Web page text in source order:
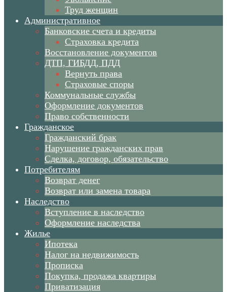
Труд женщин
Административное
Банковские счета и кредиты
Страховка кредита
Восстановление документов
ДТП, ГИБДД, ПДД
Вернуть права
Страховые споры
Коммунальные службы
Оформление документов
Право собственности
Гражданское
Гражданский брак
Нарушение гражданских прав
Сделка, договор, обязательство
Потребителям
Возврат денег
Возврат или замена товара
Наследство
Вступление в наследство
Оформление наследства
Жилье
Ипотека
Налог на недвижимость
Прописка
Покупка, продажа квартиры
Приватизация